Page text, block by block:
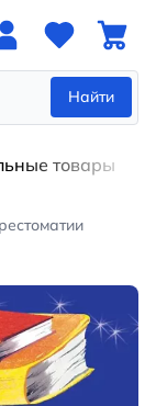
Найти
товары